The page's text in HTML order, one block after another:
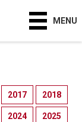
MENU
2017 2018
2024 2025